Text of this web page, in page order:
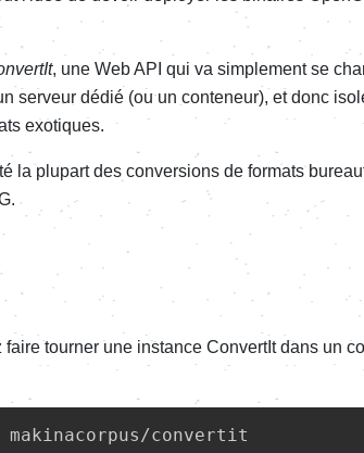
, une Web API qui va simplement se
serveur dédié (ou un conteneur), et donc
exotiques.
la plupart des conversions de formats
tourner une instance ConvertIt dans un
makinacorpus/convertit